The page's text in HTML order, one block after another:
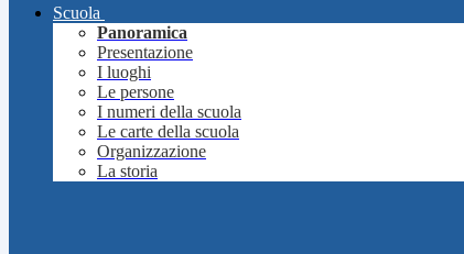
Scuola
Panoramica
Presentazione
I luoghi
Le persone
I numeri della scuola
Le carte della scuola
Organizzazione
La storia